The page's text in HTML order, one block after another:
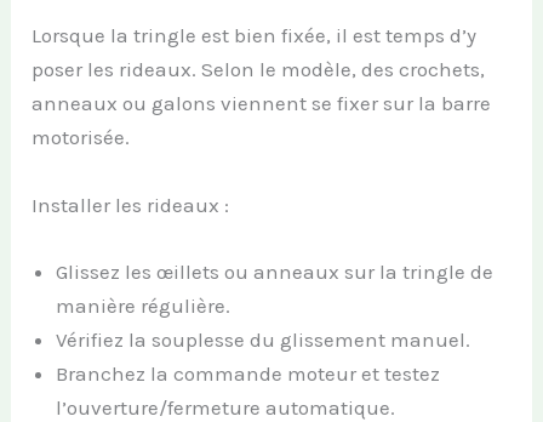
Lorsque la tringle est bien fixée, il est temps d’y
poser les rideaux. Selon le modèle, des crochets,
anneaux ou galons viennent se fixer sur la barre
motorisée.
Installer les rideaux :
Glissez les œillets ou anneaux sur la tringle de
manière régulière.
Vérifiez la souplesse du glissement manuel.
Branchez la commande moteur et testez
l’ouverture/fermeture automatique.